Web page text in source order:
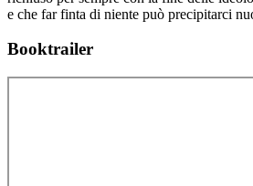
e che far finta di niente può precipitarci
Booktrailer